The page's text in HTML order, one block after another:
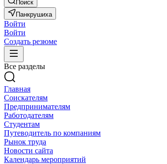
Поиск
Панкрушиха
Войти
Войти
Создать резюме
Все разделы
Главная
Соискателям
Предпринимателям
Работодателям
Студентам
Путеводитель по компаниям
Рынок труда
Новости сайта
Календарь мероприятий